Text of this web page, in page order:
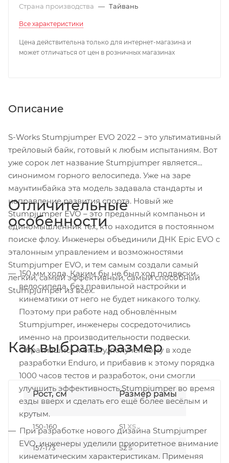
Страна производства — Тайвань
Все характеристики
Цена действительна только для интернет-магазина и
может отличаться от цен в розничных магазинах
Описание
S-Works Stumpjumper EVO 2022 – это ультимативный
трейловый байк, готовый к любым испытаниям. Вот
уже сорок лет название Stumpjumper является
синонимом горного велосипеда. Уже на заре
маунтинбайка эта модель задавала стандарты и
направление развития спорта. Новый же
Stumpjumper EVO – это преданный компаньон и
единомышленник тех, кто находится в постоянном
поиске флоу. Инженеры объединили ДНК Epic EVO с
эталонным управлением и возможностями
Stumpjumper EVO, и тем самым создали самый
легкий, самый эффективный, самый способный
Stumpjumper из всех.
Отличительные
особенности
150 мм хода. Каким бы не был ход подвески
велосипеда, без правильной настройки и
кинематики от него не будет никакого толку.
Поэтому при работе над обновлённым
Stumpjumper, инженеры сосредоточились
именно на производительности подвески.
Обратившись к опыту, полученному в ходе
разработки Enduro, и прибавив к этому порядка
1000 часов тестов и разработок, они смогли
улучшить эффективность Stumpjumper во время
езды вверх и сделать его ещё более весёлым и
крутым.
При разработке нового дизайна Stumpjumper
EVO, инженеры уделили приоритетное внимание
кинематическим характеристикам. Применяя
Как выбрать размер
Рост, см Размер рамы
150-160 S1 XS
157-173 S2S